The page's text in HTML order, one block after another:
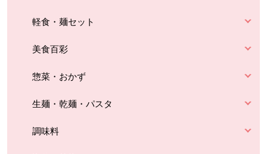
軽食・麺セット
美食百彩
惣菜・おかず
生麺・乾麺・パスタ
調味料